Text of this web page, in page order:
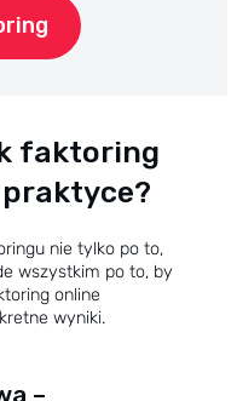
faktoring
nie tylko po to,
wszystkim po to, by
online
wyniki.
–